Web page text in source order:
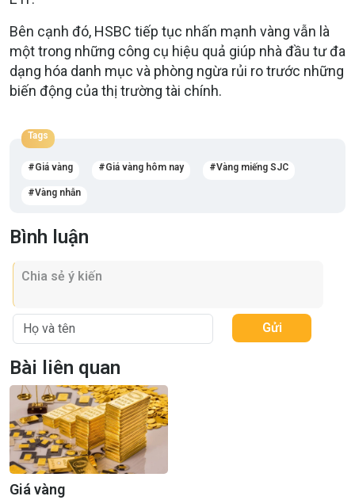
Bên cạnh đó, HSBC tiếp tục nhấn mạnh vàng vẫn là
một trong những công cụ hiệu quả giúp nhà đầu tư đa
dạng hóa danh mục và phòng ngừa rủi ro trước những
biến động của thị trường tài chính.
Tags
Giá vàng Giá vàng hôm nay Vàng miếng SJC
Vàng nhẫn
Bài liên quan
Giá vàng
Bình luận
Gửi